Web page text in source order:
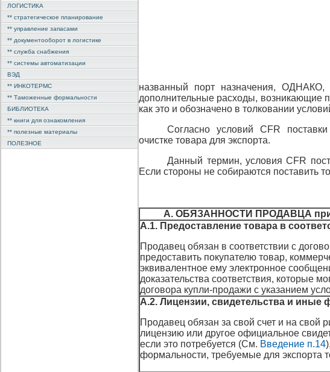
ЛОГИСТИКА
** стратегическое планирование
** управление запасами
** документооборот в логистике
** служба снабжения
** системы автоматизации
ВЭД
** ИНКОТЕРМС
** Таможенные формальности
БИБЛИОТЕКА
** книги для ознакомления
** полезные материалы
ПОЛЕЗНОЕ
названный порт назначения,
дополнительные расходы, возникающие
как это и обозначено в толковании
Согласно условий CFR
очистке товара для экспорта.
Данный термин, условия CFR
Если стороны не собираются поставить
А. ОБЯЗАННОСТИ ПРОДАВЦА при
А.1. Предоставление товара в
Продавец обязан в соответствии с
предоставить покупателю товар,
эквивалентное ему электронное
доказательства соответствия, которые
договора купли-продажи с указанием
А.2. Лицензии, свидетельства и иные
Продавец обязан за свой счет и на свой
лицензию или другое официальное
если это потребуется (См. Введение п.14
формальности, требуемые для экспорта